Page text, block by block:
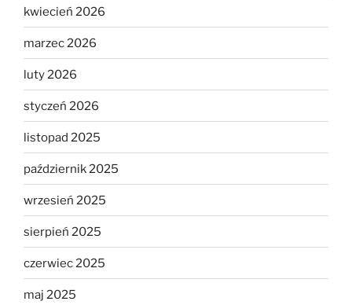
kwiecień 2026
marzec 2026
luty 2026
styczeń 2026
listopad 2025
październik 2025
wrzesień 2025
sierpień 2025
czerwiec 2025
maj 2025